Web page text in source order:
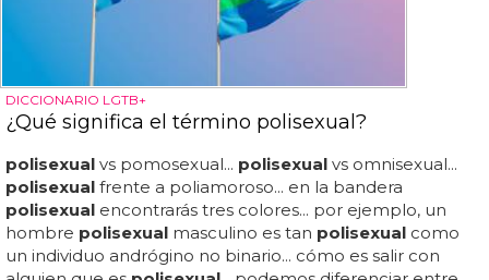
DICCIONARIO LGTB+
¿Qué significa el término polisexual?
polisexual vs pomosexual... polisexual vs omnisexual...
polisexual frente a poliamoroso... en la bandera
polisexual encontrarás tres colores... por ejemplo, un
hombre polisexual masculino es tan polisexual como
un individuo andrógino no binario... cómo es salir con